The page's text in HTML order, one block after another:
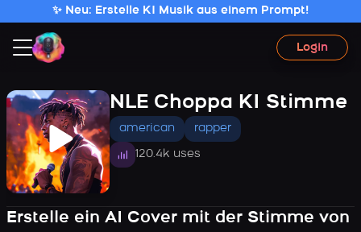
✨ Neu: Erstelle KI Musik aus einem Prompt!
Login
NLE Choppa KI Stimme
american rapper
120.4k uses
Erstelle ein AI Cover mit der Stimme von